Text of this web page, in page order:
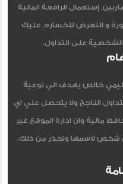
إستعمال الرافعة المالية
و التعرض للخساره, عليك
الشخصية على التداول.
خالص يهدف الي توعية
الناجح ولا يتحصل علي اي
مالية وان ادارة الموقع غير
شخص لاسمها وتحذر من ذلك.